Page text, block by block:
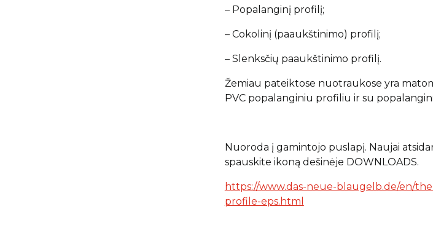
– Popalanginį profilį;
– Cokolinį (paaukštinimo) profilį;
– Slenksčių paaukštinimo profilį.
Žemiau pateiktose nuotraukose yra
PVC popalanginiu profiliu ir su
Nuoroda į gamintojo puslapį. Naujai
spauskite ikoną dešinėje DOWNLOADS.
https://www.das-neue-blaugelb.de/en/
profile-eps.html